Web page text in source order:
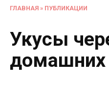
ГЛАВНАЯ » ПУБЛИКАЦИИ
Укусы
домашних